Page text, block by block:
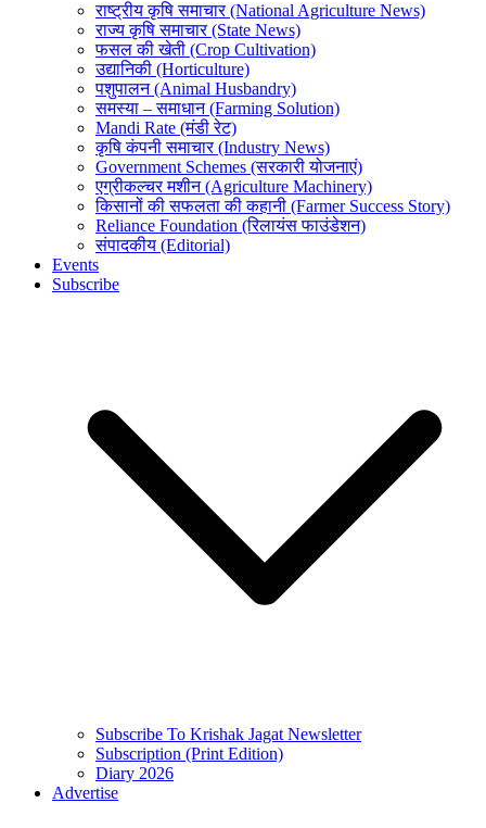
राष्ट्रीय कृषि समाचार (National Agriculture News)
राज्य कृषि समाचार (State News)
फसल की खेती (Crop Cultivation)
उद्यानिकी (Horticulture)
पशुपालन (Animal Husbandry)
समस्या – समाधान (Farming Solution)
Mandi Rate (मंडी रेट)
कृषि कंपनी समाचार (Industry News)
Government Schemes (सरकारी योजनाएं)
एग्रीकल्चर मशीन (Agriculture Machinery)
किसानों की सफलता की कहानी (Farmer Success Story)
Reliance Foundation (रिलायंस फाउंडेशन)
संपादकीय (Editorial)
Events
Subscribe
Subscribe To Krishak Jagat Newsletter
Subscription (Print Edition)
Diary 2026
Advertise